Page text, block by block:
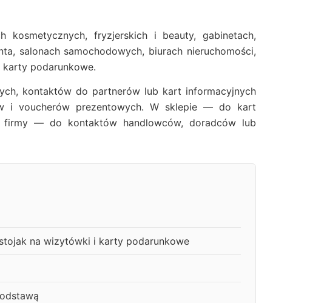
kosmetycznych, fryzjerskich i beauty, gabinetach,
salonach samochodowych, biurach nieruchomości,
podarunkowe.
kontaktów do partnerów lub kart informacyjnych
i voucherów prezentowych. W sklepie — do kart
firmy — do kontaktów handlowców, doradców lub
na wizytówki i karty podarunkowe